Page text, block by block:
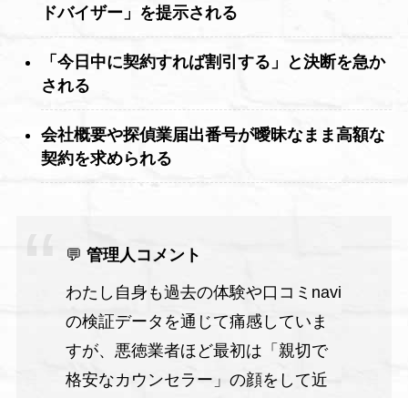
ドバイザー」を提示される
「今日中に契約すれば割引する」と決断を急か
される
会社概要や探偵業届出番号が曖昧なまま高額な
契約を求められる
💬 管理人コメント
わたし自身も過去の体験や口コミnavi
の検証データを通じて痛感していま
すが、悪徳業者ほど最初は「親切で
格安なカウンセラー」の顔をして近